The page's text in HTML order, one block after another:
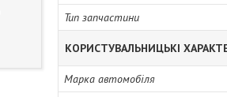
Тип запчастини
КОРИСТУВАЛЬНИЦЬКІ
Марка автомобіля